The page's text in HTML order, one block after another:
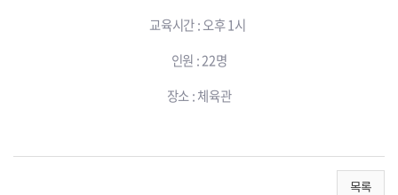
교육시간 : 오후 1시
인원 : 22명
장소 : 체육관
목록